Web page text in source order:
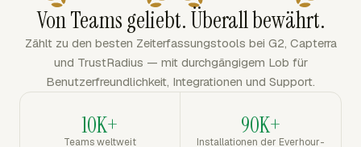
Von Teams geliebt. Überall bewährt.
Zählt zu den besten Zeiterfassungstools bei G2, Capterra
und TrustRadius — mit durchgängigem Lob für
Benutzerfreundlichkeit, Integrationen und Support.
10K+
Teams weltweit
90K+
Installationen der Everhour-